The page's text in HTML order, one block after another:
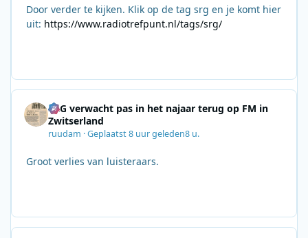
Door verder te kijken. Klik op de tag srg en je komt hier
uit: https://www.radiotrefpunt.nl/tags/srg/
SRG verwacht pas in het najaar terug op FM in
Zwitserland
ruudam ·Geplaatst8 uur geleden8 u.
Groot verlies van luisteraars.